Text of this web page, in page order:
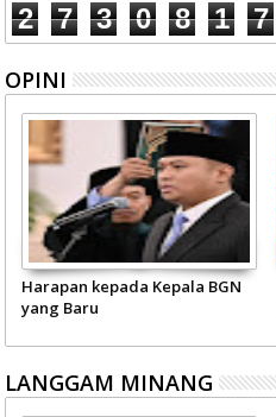
2 7 3 0 8 1 7
OPINI
Harapan kepada Kepala BGN
yang Baru
LANGGAM MINANG